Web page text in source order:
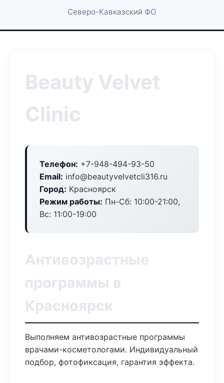
Северо-Кавказский ФО
Beauty Velvet
Clinic
Телефон: +7-948-494-93-50
Email: info@beautyvelvetcli316.ru
Город: Красноярск
Режим работы: Пн-Сб: 10:00-21:00,
Вс: 11:00-19:00
Антивозрастные
программы в
Красноярск
Выполняем антивозрастные программы
врачами-косметологами. Индивидуальный
подбор, фотофиксация, гарантия эффекта.